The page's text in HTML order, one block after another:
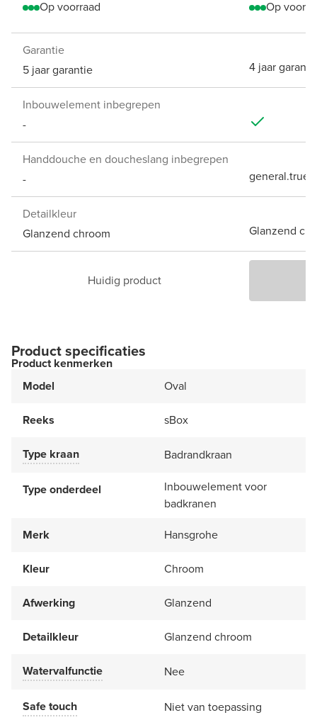
Op voorraad Op
Garantie
5 jaar garantie
4 jaar
Inbouwelement inbegrepen
-
Handdouche en doucheslang inbegrepen
-
general.true
Detailkleur
Glanzend chroom
Glanzend
Huidig product
Product specificaties
Product kenmerken
Model
Oval
Reeks sBox
Type kraan Badrandkraan
Type onderdeel
Inbouwelement voor
badkranen
Merk
Hansgrohe
Kleur Chroom
Afwerking Glanzend
Detailkleur Glanzend chroom
Watervalfunctie Nee
Safe touch Niet van toepassing